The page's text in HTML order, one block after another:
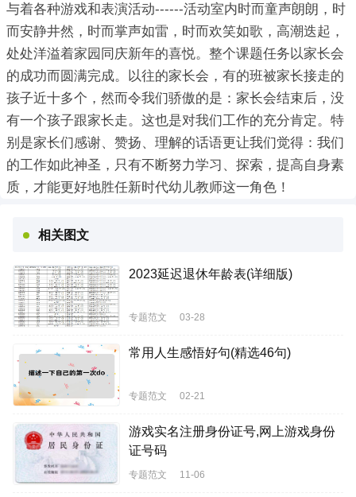
与着各种游戏和表演活动------活动室内时而童声朗朗，时
而安静井然，时而掌声如雷，时而欢笑如歌，高潮迭起，
处处洋溢着家园同庆新年的喜悦。整个课题任务以家长会
的成功而圆满完成。以往的家长会，有的班被家长接走的
孩子近十多个，然而令我们骄傲的是：家长会结束后，没
有一个孩子跟家长走。这也是对我们工作的充分肯定。特
别是家长们感谢、赞扬、理解的话语更让我们觉得：我们
的工作如此神圣，只有不断努力学习、探索，提高自身素
质，才能更好地胜任新时代幼儿教师这一角色！
相关图文
2023延迟退休年龄表(详细版)
专题范文 03-28
常用人生感悟好句(精选46句)
专题范文 02-21
游戏实名注册身份证号,网上游戏身份
证号码
专题范文 11-06